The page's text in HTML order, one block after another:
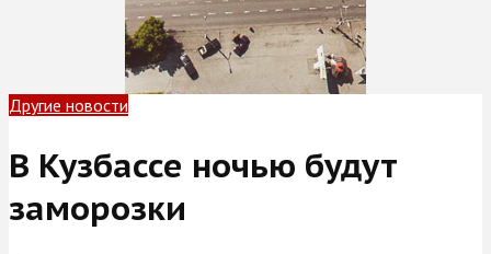
Другие новости
В Кузбассе ночью будут
заморозки